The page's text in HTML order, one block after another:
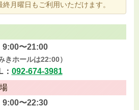
月曜日もご利用いただけます。
9:00〜21:00
きホールは22:00）
092-674-3981
9:00〜22:30